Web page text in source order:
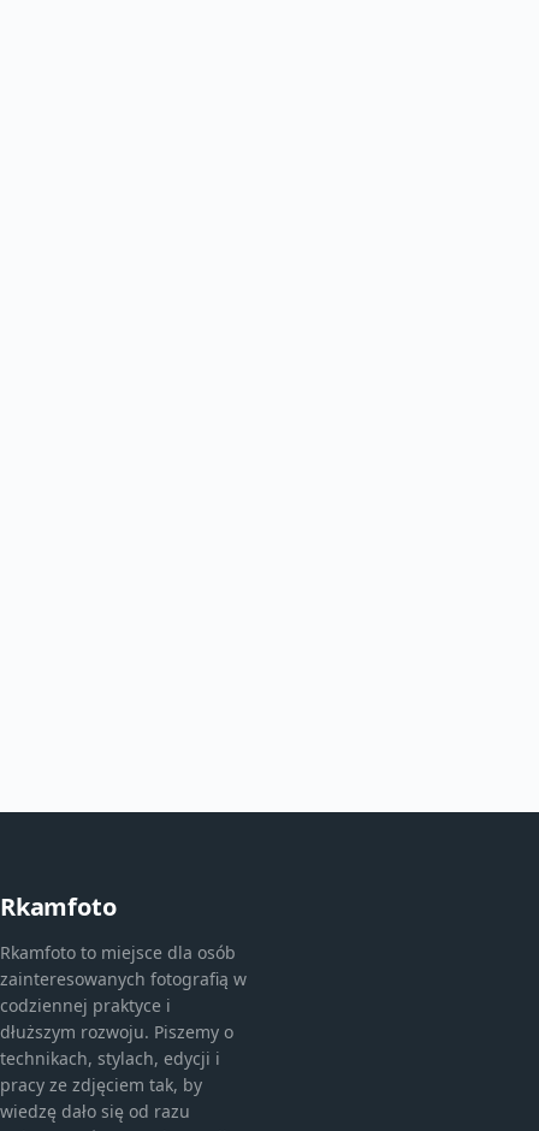
Rkamfoto
Rkamfoto to miejsce dla osób
zainteresowanych fotografią w
codziennej praktyce i
dłuższym rozwoju. Piszemy o
technikach, stylach, edycji i
pracy ze zdjęciem tak, by
wiedzę dało się od razu